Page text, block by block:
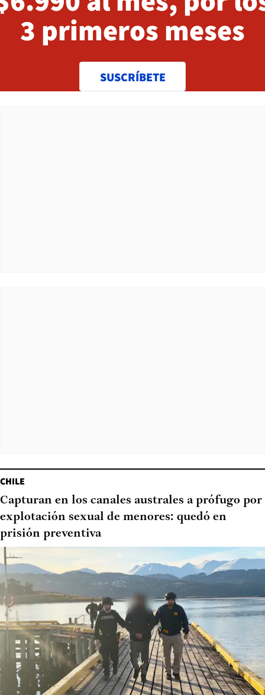
3 primeros meses
SUSCRÍBETE
CHILE
Capturan en los canales australes a prófugo por
explotación sexual de menores: quedó en
prisión preventiva